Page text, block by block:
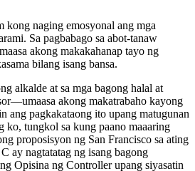
kong naging emosyonal ang mga
Sa pagbabago sa abot-tanaw
akong makakahanap tayo ng
bilang isang bansa.
alkalde at sa mga bagong halal at
akong makatrabaho kayong
ang pagkakataong ito upang matugunan
ko, tungkol sa kung paano maaaring
proposisyon ng San Francisco sa ating
ay nagtatatag ng isang bagong
Opisina ng Controller upang siyasatin